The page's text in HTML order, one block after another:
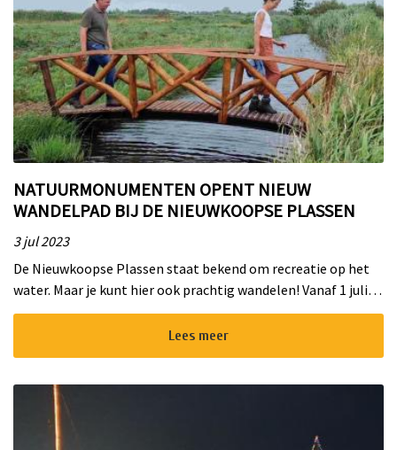
NATUURMONUMENTEN OPENT NIEUW
WANDELPAD BIJ DE NIEUWKOOPSE PLASSEN
3 jul 2023
De Nieuwkoopse Plassen staat bekend om recreatie op het
water. Maar je kunt hier ook prachtig wandelen! Vanaf 1 juli is
een nieuwe wandelroute geopend: het Oudshoornpad. Deze
Lees meer